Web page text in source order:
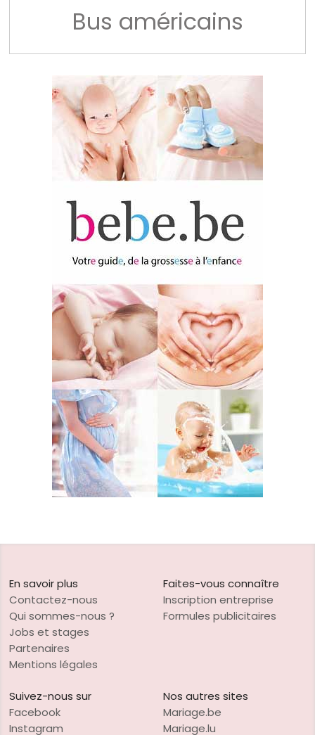
Bus américains
En savoir plus
Contactez-nous
Qui sommes-nous ?
Jobs et stages
Partenaires
Mentions légales
Faites-vous connaître
Inscription entreprise
Formules publicitaires
Suivez-nous sur
Facebook
Instagram
Nos autres sites
Mariage.be
Mariage.lu